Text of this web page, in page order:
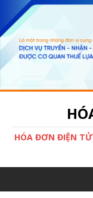
HÓA ĐƠN ĐIỆN